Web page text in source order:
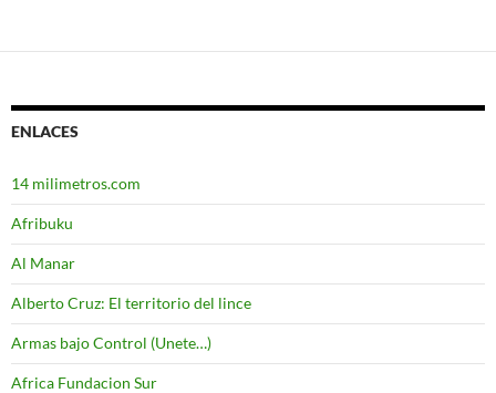
ENLACES
14 milimetros.com
Afribuku
Al Manar
Alberto Cruz: El territorio del lince
Armas bajo Control (Unete…)
Africa Fundacion Sur